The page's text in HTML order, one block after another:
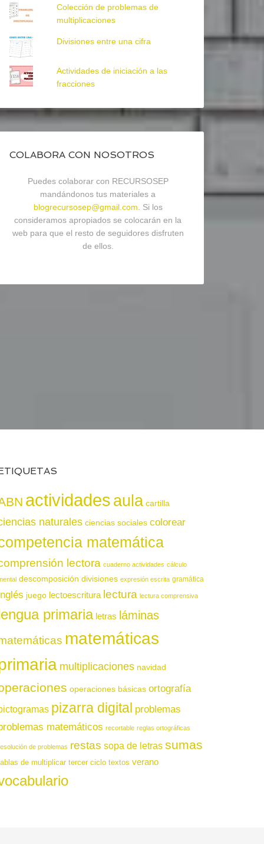
Colección de problemas de
multiplicaciones
Divisiones entre una cifra
Actividades de iniciación a las
fracciones
COLABORA CON NOSOTROS
Puedes colaborar con RECURSOSEP
mandándonos tus materiales a
blogrecursosep@gmail.com . Si los
consideramos apropiados se colocarán en la
web para que el resto de seguidores disfruten
de ellos.
actividadesaula cartilla
naturales ciencias sociales colorear
matemática
lectora cuaderno actividades cálculo
descomposición divisiones expresión escrita gramática
juego lectoescritura lectura lectura comprensiva
primaria letras láminas
matemáticas
multiplicaciones navidad
operaciones básicas ortografía
pizarra digital problemas
matemáticos recortable reglas ortográficas
de problemas restas sopa de letras sumas
de multiplicar tercer ciclo textos verano